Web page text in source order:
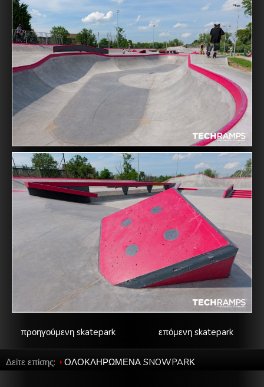
επόμενη skatepark
προηγούμενη skatepark
Δείτε επίσης: ΟΛΟΚΛΗΡΩΜΕΝΑ SNOWPARΚ